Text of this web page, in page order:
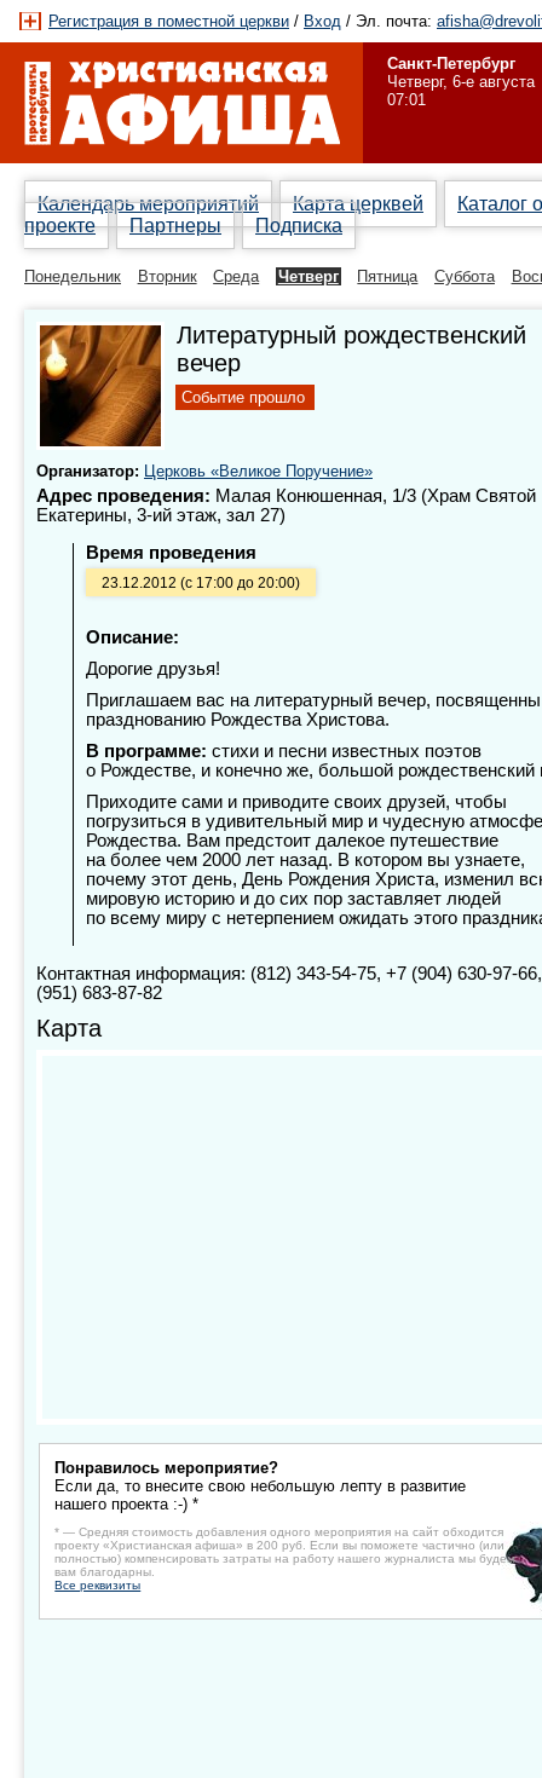
Регистрация в поместной церкви / Вход / Эл. почта:
Санкт-Петербург
Четверг, 6-е августа
07:01
Календарь мероприятий Карта церквей
Каталог
проекте
Партнеры Подписка
Понедельник Вторник Среда Четверг Пятница Суббота
Литературный рождественский
вечер
Событие прошло
Организатор: Церковь «Великое Поручение»
Адрес проведения: Малая Конюшенная, 1/3 (Храм Святой
Екатерины, 3-ий этаж, зал 27)
Время проведения
23.12.2012 (с 17:00 до 20:00)
Описание:
Дорогие друзья!
Приглашаем вас на литературный вечер,
празднованию Рождества Христова.
В программе: стихи и песни известных поэтов
о Рождестве, и конечно же, большой рождественский
Приходите сами и приводите своих друзей, чтобы
погрузиться в удивительный мир и чудесную
Рождества. Вам предстоит далекое путешествие
на более чем 2000 лет назад. В котором вы узнаете,
почему этот день, День Рождения Христа, изменил
мировую историю и до сих пор заставляет людей
по всему миру с нетерпением ожидать этого
Контактная информация: (812) 343-54-75, +7 (904) 630-97-
(951) 683-87-82
Карта
Понравилось мероприятие?
Если да, то внесите свою небольшую лепту в развитие
нашего проекта :-) *
* — Средняя стоимость добавления одного мероприятия на сайт обходится
проекту «Христианская афиша» в 200 руб. Если вы поможете частично (или
полностью) компенсировать затраты на работу нашего журналиста мы будем
вам благодарны.
Все реквизиты